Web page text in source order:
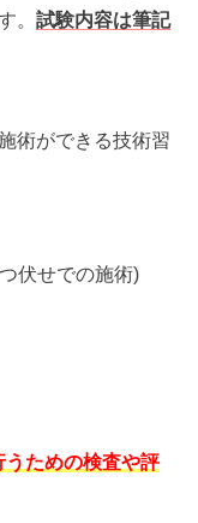
。試験内容は筆記
術ができる技術習
伏せでの施術)
ための検査や評